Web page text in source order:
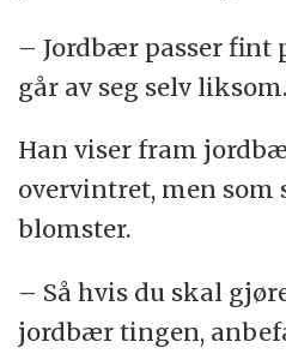
– Jordbær passer fint
går av seg selv liksom.
Han viser fram
overvintret, men som
blomster.
– Så hvis du skal
jordbær tingen,